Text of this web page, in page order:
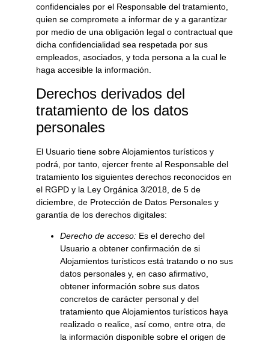
confidenciales por el Responsable del tratamiento,
quien se compromete a informar de y a garantizar
por medio de una obligación legal o contractual que
dicha confidencialidad sea respetada por sus
empleados, asociados, y toda persona a la cual le
haga accesible la información.
Derechos derivados del
tratamiento de los datos
personales
El Usuario tiene sobreAlojamientos turísticos y
podrá, por tanto, ejercer frente al Responsable del
tratamiento los siguientes derechos reconocidos en
el RGPD y la Ley Orgánica 3/2018, de 5 de
diciembre, de Protección de Datos Personales y
garantía de los derechos digitales:
Derecho de acceso: Es el derecho del
Usuario a obtener confirmación de si
Alojamientos turísticos está tratando o no sus
datos personales y, en caso afirmativo,
obtener información sobre sus datos
concretos de carácter personal y del
tratamiento queAlojamientos turísticos haya
realizado o realice, así como, entre otra, de
la información disponible sobre el origen de